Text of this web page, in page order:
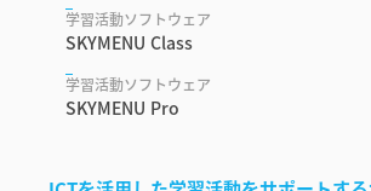
学習活動ソフトウェア
SKYMENU Class
学習活動ソフトウェア
SKYMENU Pro